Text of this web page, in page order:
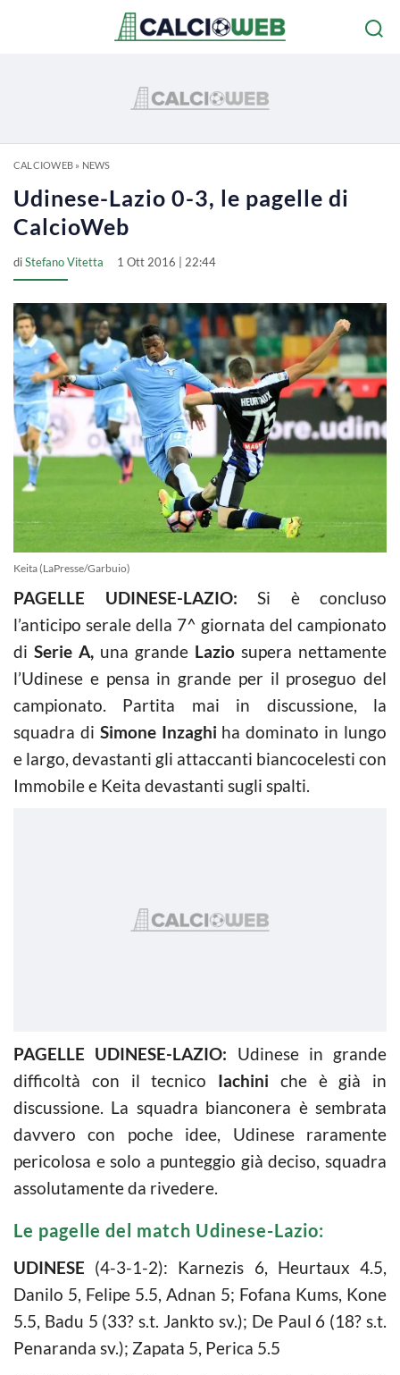
CALCIOWEB» NEWS
Udinese-Lazio 0-3, le pagelle di
CalcioWeb
diStefano Vitetta 1 Ott 2016 | 22:44
Keita (LaPresse/Garbuio)
PAGELLE UDINESE-LAZIO: Si è concluso
l’anticipo serale della 7^ giornata del campionato
di Serie A, una grande Lazio supera nettamente
l’Udinese e pensa in grande per il proseguo del
campionato. Partita mai in discussione, la
squadra di Simone Inzaghi ha dominato in lungo
e largo, devastanti gli attaccanti biancocelesti con
Immobile e Keita devastanti sugli spalti.
PAGELLE UDINESE-LAZIO: Udinese in grande
difficoltà con il tecnico Iachini che è già in
discussione. La squadra bianconera è sembrata
davvero con poche idee, Udinese raramente
pericolosa e solo a punteggio già deciso, squadra
assolutamente da rivedere.
Le pagelle del match Udinese-Lazio:
UDINESE (4-3-1-2): Karnezis 6, Heurtaux 4.5,
Danilo 5, Felipe 5.5, Adnan 5; Fofana Kums, Kone
5.5, Badu 5 (33? s.t. Jankto sv.); De Paul 6 (18? s.t.
Penaranda sv.); Zapata 5, Perica 5.5